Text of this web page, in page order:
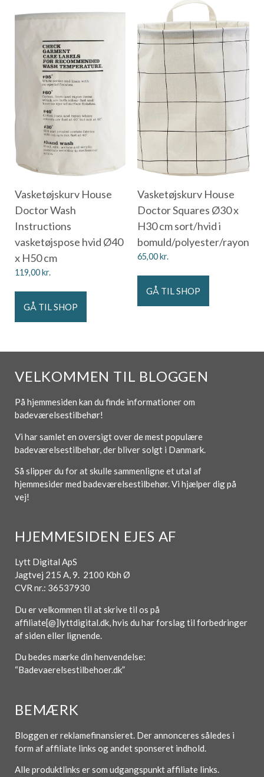
Vasketøjskurv House
Doctor Wash
Instructions
vasketøjspose hvid Ø40
x H50 cm
119,00kr.
GÅ TIL SHOP
Vasketøjskurv House
Doctor Squares Ø30 x
H30 cm sort/hvid i
bomuld/polyester/rayon
65,00kr.
GÅ TIL SHOP
VELKOMMEN TIL BLOGGEN
På hjemmesiden kan du finde informationer om
badeværelsestilbehør!
Vi har samlet en oversigt over de mest populære
badeværelsestilbehør, der bliver solgt i Danmark.
Så slipper du for at skulle sammenligne et utal af
hjemmesider med badeværelsestilbehør. Vi hjælper dig på
vej!
HJEMMESIDEN EJES AF
Lytt Digital ApS
Jagtvej 215 A, 9. 2100 Kbh Ø
CVR nr.: 36537930
Du er velkommen til at skrive til os på
affiliate[@]lyttdigital.dk, hvis du har forslag til forbedringer
af siden eller lignende.
Du bedes mærke din henvendelse:
“Badevaerelsestilbehoer.dk”
BEMÆRK
Bloggen er reklamefinansieret. Der annonceres således i
form af affiliate links og andet sponseret indhold.
Alle produktlinks er som udgangspunkt affiliate links.